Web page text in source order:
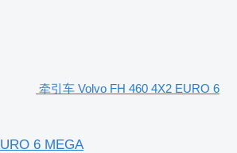
牵引车 Volvo FH 460 4X2 EURO 6
6 MEGA